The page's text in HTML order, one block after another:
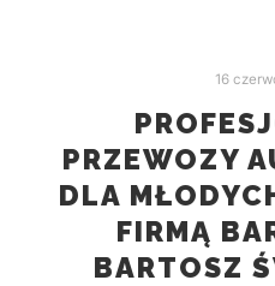
16
PRZEWOZY
DLA
FIRMĄ
BARTOSZ